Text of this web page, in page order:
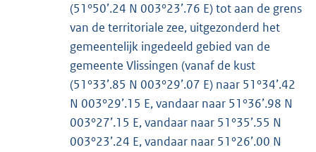
(51°50’.24 N 003°23’.76 E) tot aan de grens
van de territoriale zee, uitgezonderd het
gemeentelijk ingedeeld gebied van de
gemeente Vlissingen (vanaf de kust
(51°33’.85 N 003°29’.07 E) naar 51°34’.42
N 003°29’.15 E, vandaar naar 51°36’.98 N
003°27’.15 E, vandaar naar 51°35’.55 N
003°23’.24 E, vandaar naar 51°26’.00 N